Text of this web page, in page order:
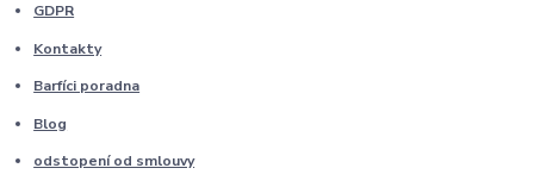
GDPR
Kontakty
Barfíci poradna
Blog
odstopení od smlouvy